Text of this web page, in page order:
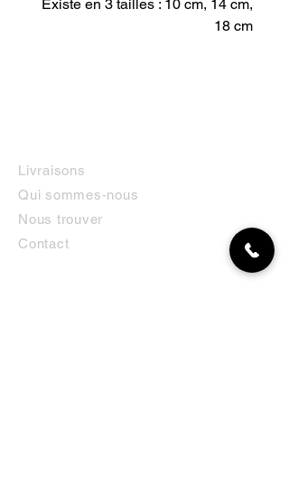
Existe en 3 tailles : 10 cm, 14 cm,
18 cm
Livraisons
Qui sommes-nous
Nous trouver
Contact